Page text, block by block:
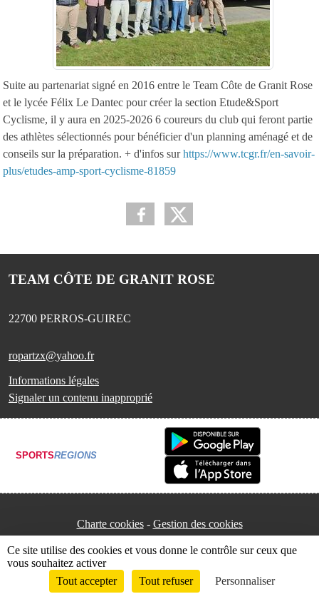
Suite au partenariat signé en 2016 entre le Team Côte de Granit Rose
et le lycée Félix Le Dantec pour créer la section Etude&Sport
Cyclisme, il y aura en 2025-2026 6 coureurs du club qui feront partie
des athlètes sélectionnés pour bénéficier d'un planning aménagé et de
conseils sur la préparation. + d'infos surhttps://www.tcgr.fr/en-savoir-
plus/etudes-amp-sport-cyclisme-81859
TEAM CÔTE DE GRANIT ROSE
22700 PERROS-GUIREC
ropartzx@yahoo.fr
Informations légales
Signaler un contenu inapproprié
SPORTSREGIONS
Charte cookies Gestion des cookies
Envie de participer ? Connexion
Ce site utilise des cookies et vous donne le contrôle sur ceux que
vous souhaitez activer
Tout accepter
Tout refuser Personnaliser